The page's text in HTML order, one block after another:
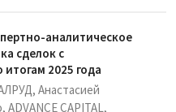
аналитическое
сделок с
2025 года
Анастасией
CAPITAL,